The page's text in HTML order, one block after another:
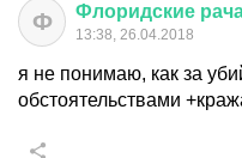
Ф Флоридские
13:38, 26.04.2018
я не понимаю, как за
обстоятельствами